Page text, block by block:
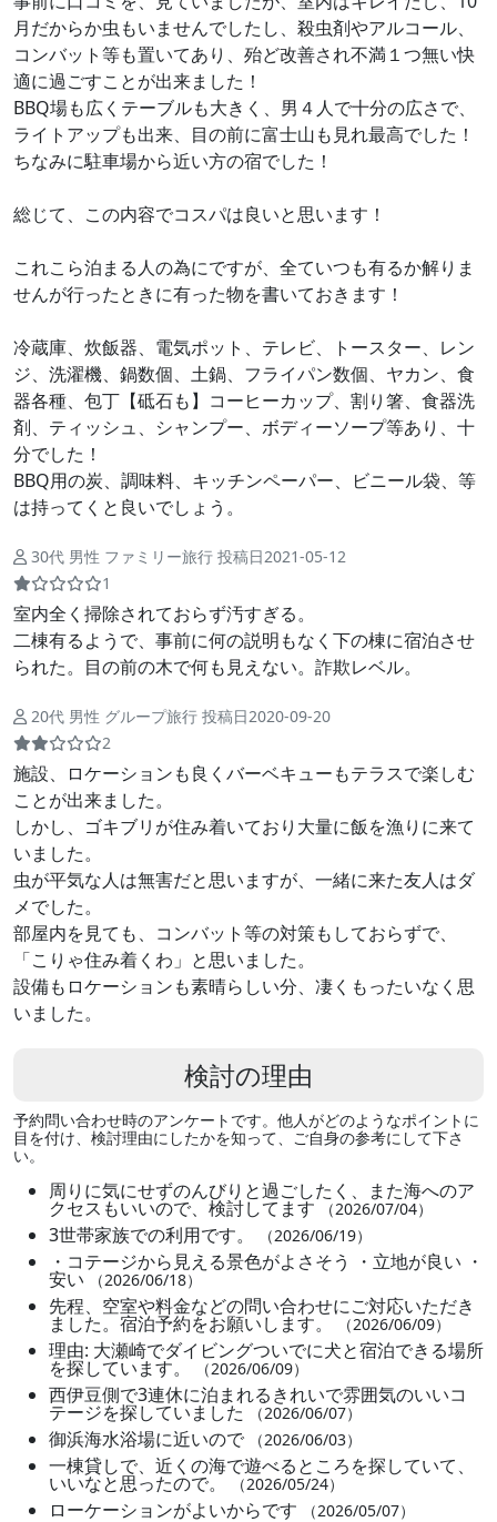
月だからか虫もいませんでしたし、殺虫剤やアルコール、
コンバット等も置いてあり、殆ど改善され不満１つ無い快
適に過ごすことが出来ました！
BBQ場も広くテーブルも大きく、男４人で十分の広さで、
ライトアップも出来、目の前に富士山も見れ最高でした！
ちなみに駐車場から近い方の宿でした！
総じて、この内容でコスパは良いと思います！
これこら泊まる人の為にですが、全ていつも有るか解りま
せんが行ったときに有った物を書いておきます！
冷蔵庫、炊飯器、電気ポット、テレビ、トースター、レン
ジ、洗濯機、鍋数個、土鍋、フライパン数個、ヤカン、食
器各種、包丁【砥石も】コーヒーカップ、割り箸、食器洗
剤、ティッシュ、シャンプー、ボディーソープ等あり、十
分でした！
BBQ用の炭、調味料、キッチンペーパー、ビニール袋、等
は持ってくと良いでしょう。
30代 男性 ファミリー旅行 投稿日2021-05-12
1
室内全く掃除されておらず汚すぎる。
二棟有るようで、事前に何の説明もなく下の棟に宿泊させ
られた。目の前の木で何も見えない。詐欺レベル。
20代 男性 グループ旅行 投稿日2020-09-20
2
施設、ロケーションも良くバーベキューもテラスで楽しむ
ことが出来ました。
しかし、ゴキブリが住み着いており大量に飯を漁りに来て
いました。
虫が平気な人は無害だと思いますが、一緒に来た友人はダ
メでした。
部屋内を見ても、コンバット等の対策もしておらずで、
「こりゃ住み着くわ」と思いました。
設備もロケーションも素晴らしい分、凄くもったいなく思
いました。
検討の理由
予約問い合わせ時のアンケートです。他人がどのようなポイントに
目を付け、検討理由にしたかを知って、ご自身の参考にして下さ
い。
周りに気にせずのんびりと過ごしたく、また海へのア
クセスもいいので、検討してます （2026/07/04）
3世帯家族での利用です。 （2026/06/19）
・コテージから見える景色がよさそう ・立地が良い ・
安い （2026/06/18）
先程、空室や料金などの問い合わせにご対応いただき
ました。宿泊予約をお願いします。 （2026/06/09）
理由: 大瀬崎でダイビングついでに犬と宿泊できる場所
を探しています。 （2026/06/09）
西伊豆側で3連休に泊まれるきれいで雰囲気のいいコ
テージを探していました （2026/06/07）
御浜海水浴場に近いので （2026/06/03）
一棟貸しで、近くの海で遊べるところを探していて、
いいなと思ったので。 （2026/05/24）
ローケーションがよいからです （2026/05/07）